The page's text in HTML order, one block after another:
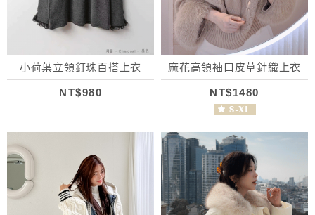
小荷葉立領釘珠百搭上衣
NT$980
麻花高領袖口皮草針織上衣
NT$1480